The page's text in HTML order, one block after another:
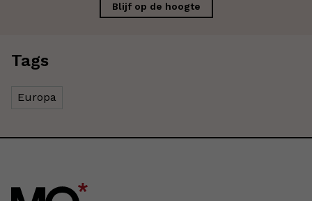
Blijf op de hoogte
Tags
Europa